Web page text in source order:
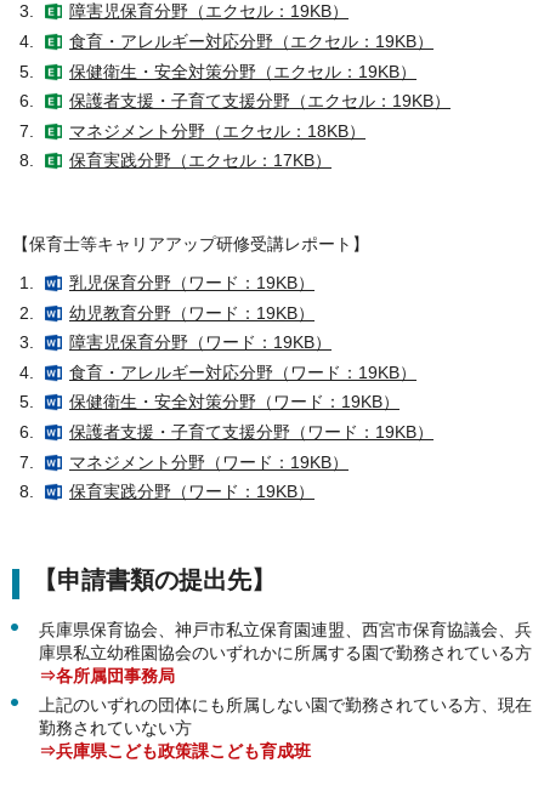
障害児保育分野（エクセル：19KB）
食育・アレルギー対応分野（エクセル：19KB）
保健衛生・安全対策分野（エクセル：19KB）
保護者支援・子育て支援分野（エクセル：19KB）
マネジメント分野（エクセル：18KB）
保育実践分野（エクセル：17KB）
【保育士等キャリアアップ研修受講レポート】
乳児保育分野（ワード：19KB）
幼児教育分野（ワード：19KB）
障害児保育分野（ワード：19KB）
食育・アレルギー対応分野（ワード：19KB）
保健衛生・安全対策分野（ワード：19KB）
保護者支援・子育て支援分野（ワード：19KB）
マネジメント分野（ワード：19KB）
保育実践分野（ワード：19KB）
【申請書類の提出先】
兵庫県保育協会、神戸市私立保育園連盟、西宮市保育協議会、兵
庫県私立幼稚園協会のいずれかに所属する園で勤務されている方
⇒各所属団事務局
上記のいずれの団体にも所属しない園で勤務されている方、現在
勤務されていない方
⇒兵庫県こども政策課こども育成班